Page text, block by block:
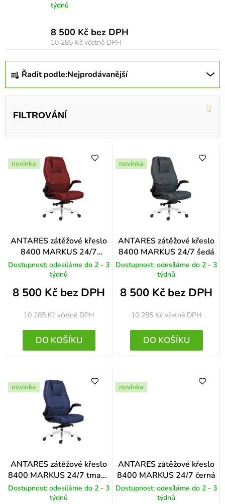
týdnů
10 285 Kč včetně DPH
8 500 Kč bez DPH
Ř
a
z
p
k
ů
Řadit podle:Nejprodávanější
novinka
ANTARES zátěžové křeslo
8400 MARKUS 24/7
vínová
Dostupnost: odesíláme do 2 - 3
týdnů
8 500 Kč bez DPH
10 285 Kč včetně DPH
DO KOŠÍKU
novinka
ANTARES zátěžové křeslo
8400 MARKUS 24/7 šedá
Dostupnost: odesíláme do 2 - 3
týdnů
8 500 Kč bez DPH
10 285 Kč včetně DPH
DO KOŠÍKU
novinka
ANTARES zátěžové křeslo
8400 MARKUS 24/7 tmavě
modrá
Dostupnost: odesíláme do 2 - 3
týdnů
novinka
ANTARES zátěžové křeslo
8400 MARKUS 24/7 černá
Dostupnost: odesíláme do 2 - 3
týdnů